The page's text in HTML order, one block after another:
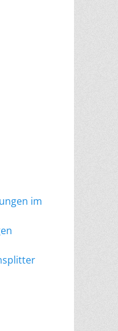
im